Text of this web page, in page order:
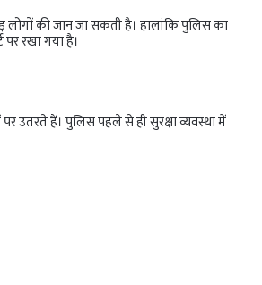
की जान जा सकती है। हालांकि पुलिस का
रखा गया है।
हैं। पुलिस पहले से ही सुरक्षा व्यवस्था में